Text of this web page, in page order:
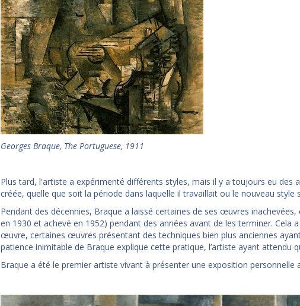
Georges Braque, The Portuguese, 1911
Plus tard, l'artiste a expérimenté différents styles, mais il y a toujours eu des
créée, quelle que soit la période dans laquelle il travaillait ou le nouveau style
Pendant des décennies, Braque a laissé certaines de ses œuvres
en 1930 et achevé en 1952) pendant des années avant de les terminer. Cela
œuvre, certaines œuvres présentant des techniques bien plus anciennes
patience inimitable de Braque explique cette pratique, l’artiste ayant attendu
Braque a été le premier artiste vivant à présenter une exposition personnelle